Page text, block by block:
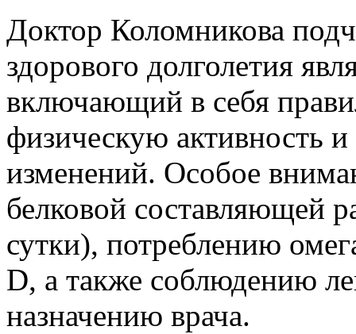
Доктор Коломникова
здорового долголетия
включающий в себя
физическую активность
изменений. Особое
белковой составляющей
сутки), потреблению
D, а также соблюдению
назначению врача.